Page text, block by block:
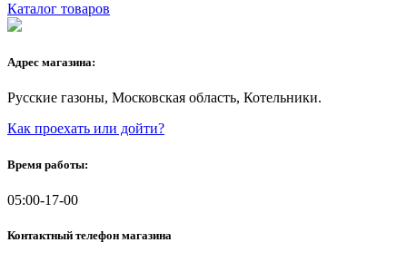
Каталог товаров
Адрес магазина:
Русские газоны, Московская область, Котельники.
Как проехать или дойти?
Время работы:
05:00-17-00
Контактный телефон магазина